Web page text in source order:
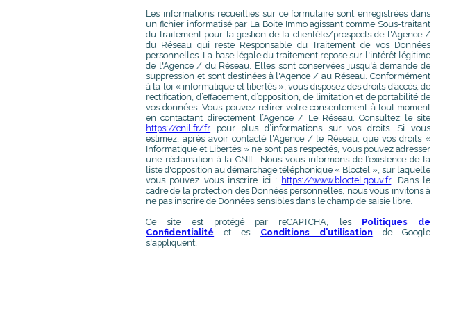
Les informations recueillies sur ce formulaire sont enregistrées dans
un fichier informatisé par La Boite Immo agissant comme Sous-traitant
du traitement pour la gestion de la clientèle/prospects de l'Agence /
du Réseau qui reste Responsable du Traitement de vos Données
personnelles. La base légale du traitement repose sur l'intérêt légitime
de l'Agence / du Réseau. Elles sont conservées jusqu'à demande de
suppression et sont destinées à l'Agence / au Réseau. Conformément
à la loi « informatique et libertés », vous disposez des droits d’accès, de
rectification, d’effacement, d’opposition, de limitation et de portabilité de
vos données. Vous pouvez retirer votre consentement à tout moment
en contactant directement l’Agence / Le Réseau. Consultez le site
https://cnil.fr/fr pour plus d’informations sur vos droits. Si vous
estimez, après avoir contacté l'Agence / le Réseau, que vos droits «
Informatique et Libertés » ne sont pas respectés, vous pouvez adresser
une réclamation à la CNIL. Nous vous informons de l’existence de la
liste d'opposition au démarchage téléphonique « Bloctel », sur laquelle
vous pouvez vous inscrire ici : https://www.bloctel.gouv.fr. Dans le
cadre de la protection des Données personnelles, nous vous invitons à
ne pas inscrire de Données sensibles dans le champ de saisie libre.
Ce site est protégé par reCAPTCHA, les Politiques de
Confidentialité et es Conditions d'utilisationde Google
s'appliquent.